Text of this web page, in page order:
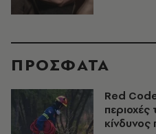
ΠΡΟΣΦΑΤΑ
Red
κίνδυνος